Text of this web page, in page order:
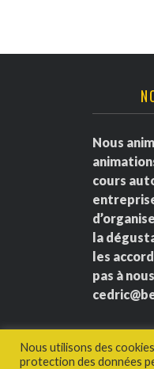
Nous
cours
la
les
pas à
Nous utilisons des
protection des données